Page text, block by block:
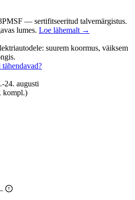
— sertifitseeritud talvemärgistus.
lumes. Loe lähemalt →
suurem koormus, väiksem
24. augusti
kompl.)